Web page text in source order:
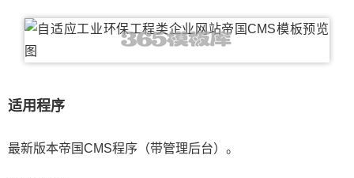
适用程序
最新版本帝国CMS程序（带管理后台）。